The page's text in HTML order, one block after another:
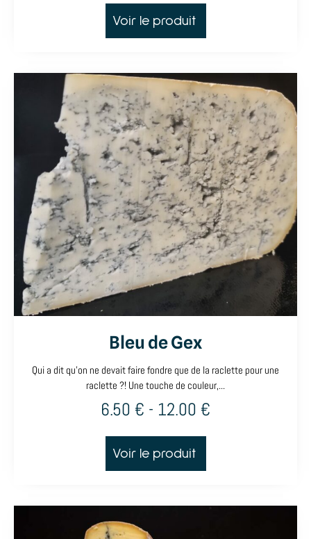
Voir le produit
Bleu de Gex
Qui a dit qu'on ne devait faire fondre que de la raclette pour une
raclette ?! Une touche de couleur,...
6.50 € - 12.00 €
Voir le produit